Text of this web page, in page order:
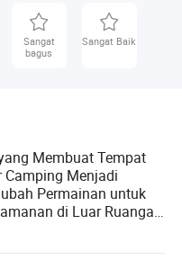
Sangat
bagus
Sangat Baik
Membuat Tempat
Camping Menjadi
Permainan untuk
di Luar Ruangan